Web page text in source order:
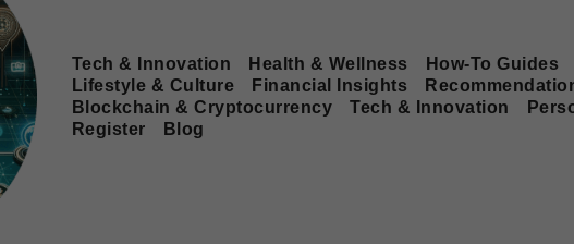
Tech & Innovation Health & Wellness How-To Guides
Lifestyle & Culture
Financial Insights
Blockchain & Cryptocurrency
Tech & Innovation
Register
Blog